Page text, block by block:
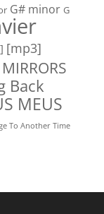
G# minor G
[mp3]
MIRRORS
Back
MEUS
To Another Time